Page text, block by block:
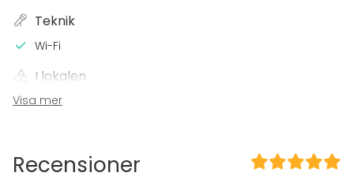
Teknik
Wi-Fi
I lokalen
Sena events tillåtna
Möjlighet att spela egen musik
Utomhusområde
Visa mer
Recensioner